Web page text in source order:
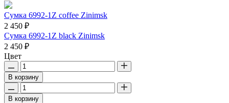
Сумка 6992-1Z coffee Zinimsk
2 450 ₽
Сумка 6992-1Z black Zinimsk
2 450 ₽
Цвет
В корзину
В корзину